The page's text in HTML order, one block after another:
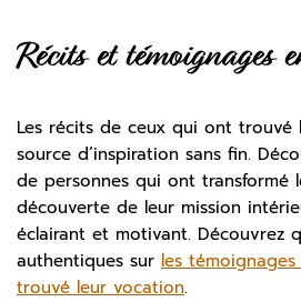
Récits et témoignages
Les récits de ceux qui ont trouvé
source d’inspiration sans fin.
de personnes qui ont transformé
découverte de leur mission
éclairant et motivant. Découvrez
authentiques sur les
trouvé leur vocation.